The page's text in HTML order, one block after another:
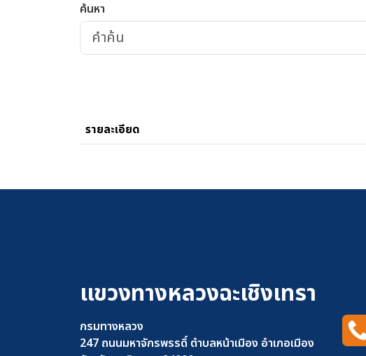
ค้นหา
รายละเอียด
แขวงทางหลวงฉะเชิงเทรา
กรมทางหลวง
247 ถนนมหาจักรพรรดิ์ ตำบลหน้าเมือง อำเภอเมือง